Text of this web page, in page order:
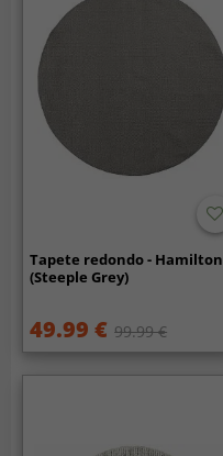
Tapete redondo - Hamilton
(Steeple Grey)
49.99 € 99.99 €